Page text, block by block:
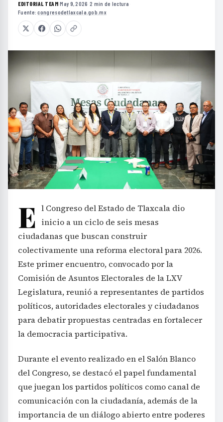
EDITORIAL TEAM·May 9, 2026 ·2 min de lectura ·
Fuente:congresodetlaxcala.gob.mx
E l Congreso del Estado de Tlaxcala dio
inicio a un ciclo de seis mesas
ciudadanas que buscan construir
colectivamente una reforma electoral para 2026.
Este primer encuentro, convocado por la
Comisión de Asuntos Electorales de la LXV
Legislatura, reunió a representantes de partidos
políticos, autoridades electorales y ciudadanos
para debatir propuestas centradas en fortalecer
la democracia participativa.
Durante el evento realizado en el Salón Blanco
del Congreso, se destacó el papel fundamental
que juegan los partidos políticos como canal de
comunicación con la ciudadanía, además de la
importancia de un diálogo abierto entre poderes